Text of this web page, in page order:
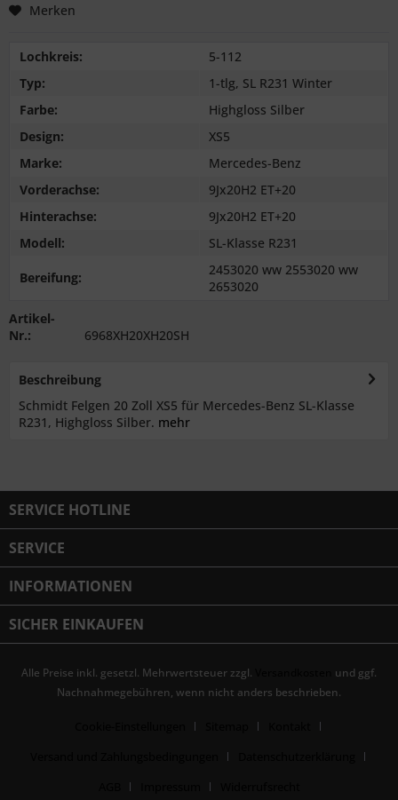
Merken
Lochkreis:
5-112
Typ:
1-tlg, SL R231 Winter
Farbe:
Highgloss Silber
Design:
XS5
Marke:
Mercedes-Benz
Vorderachse:
9Jx20H2 ET+20
Hinterachse:
9Jx20H2 ET+20
Modell:
SL-Klasse R231
Bereifung:
2453020 ww 2553020 ww
2653020
Artikel-
Nr.:
6968XH20XH20SH
Beschreibung
Schmidt Felgen 20 Zoll XS5 für Mercedes-Benz SL-Klasse
R231, Highgloss Silber. mehr
SERVICE HOTLINE
SERVICE
INFORMATIONEN
SICHER EINKAUFEN
Alle Preise inkl. gesetzl. Mehrwertsteuer zzgl.
und ggf.
Nachnahmegebühren, wenn nicht anders beschrieben.